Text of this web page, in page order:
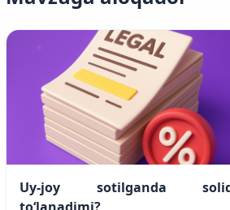
Uy-joy sotilganda